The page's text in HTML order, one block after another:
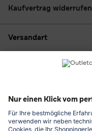
Kaufvertrag widerrufen
Versandart